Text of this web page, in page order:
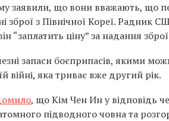
заявили, що вони вважають, що
зброї з Північної Кореї. Радник
“заплатить ціну” за надання
запаси боєприпасів, якими
війні, яка триває вже другий рік.
, що Кім Чен Ин у відповідь
підводного човна та